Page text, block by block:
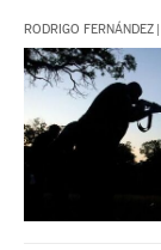
RODRIGO FERNÁNDEZ |